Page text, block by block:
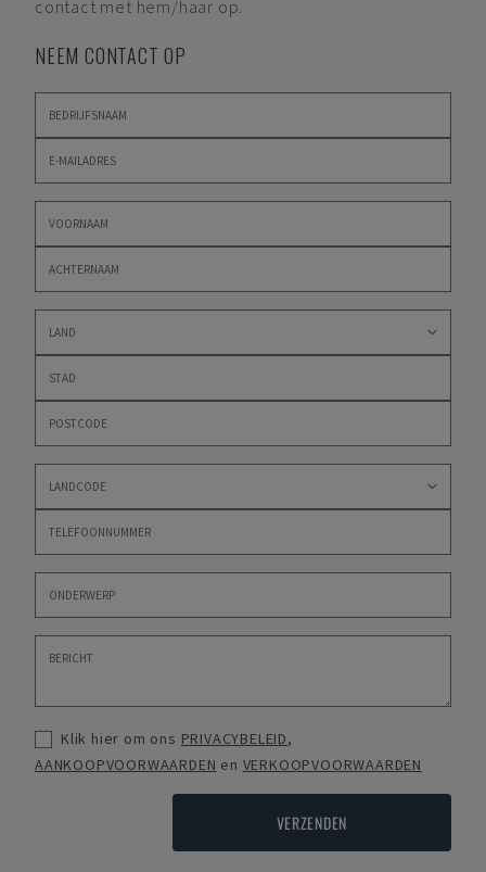
contact met hem/haar op.
NEEM CONTACT OP
Klik hier om ons PRIVACYBELEID,
AANKOOPVOORWAARDEN en VERKOOPVOORWAARDEN
VERZENDEN